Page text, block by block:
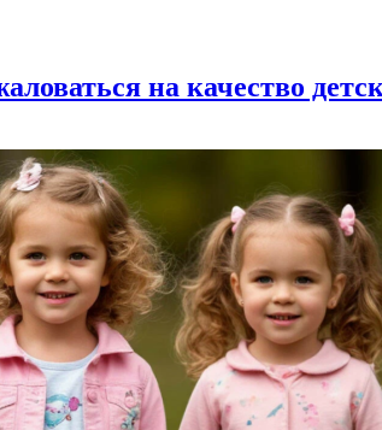
на качество